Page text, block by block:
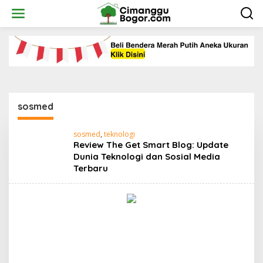
content
sosmed
sosmed, teknologi
Review The Get Smart Blog: Update
Dunia Teknologi dan Sosial Media
Terbaru